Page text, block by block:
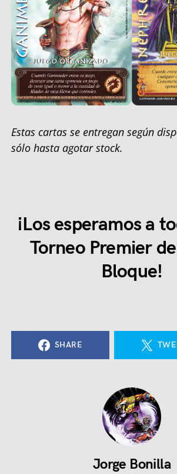
Estas cartas se entregan según
sólo hasta agotar stock.
¡Los esperamos a
Torneo Premier
Bloque!
SHARE
Jorge Bonilla